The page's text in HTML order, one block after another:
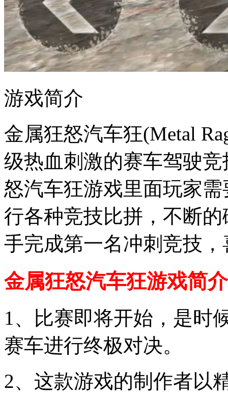
游戏简介
金属狂怒汽车狂(Metal
级热血刺激的赛车驾驶
怒汽车狂游戏里面玩家
行各种竞技比拼，不断
手完成第一名冲刺竞技
金属狂怒汽车狂游戏简介
1、比赛即将开始，是时
赛车进行终极对决。
2、这款游戏的制作者以